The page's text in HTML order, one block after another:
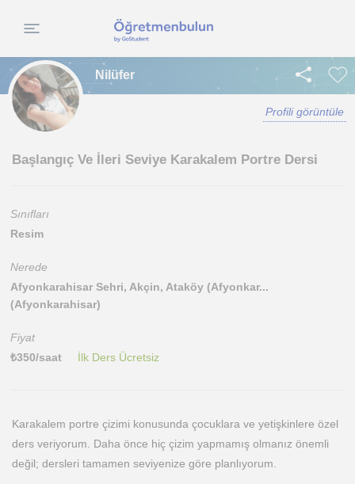
Nilüfer
Profili görüntüle
Başlangıç Ve İleri Seviye Karakalem Portre Dersi
Sınıfları
Resim
Nerede
Afyonkarahisar Sehri, Akçin, Ataköy (Afyonkar...
(Afyonkarahisar)
Fiyat
₺350/saat İlk Ders Ücretsiz
Karakalem portre çizimi konusunda çocuklara ve yetişkinlere özel
ders veriyorum. Daha önce hiç çizim yapmamış olmanız önemli
değil; dersleri tamamen seviyenize göre planlıyorum.